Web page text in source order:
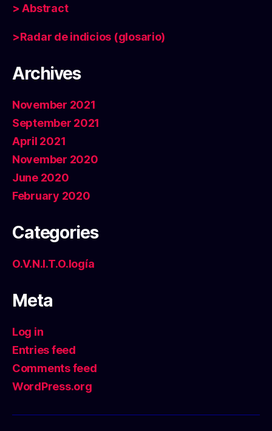
> Abstract
>Radar de indicios (glosario)
Archives
November 2021
September 2021
April 2021
November 2020
June 2020
February 2020
Categories
O.V.N.I.T.O.logía
Meta
Log in
Entries feed
Comments feed
WordPress.org